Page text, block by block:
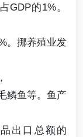
GDP的1%。
。挪养殖业发
鳞鱼等。鱼产
出口总额的